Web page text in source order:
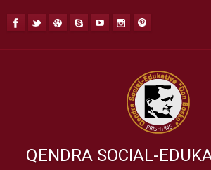
QENDRA SOCIAL-